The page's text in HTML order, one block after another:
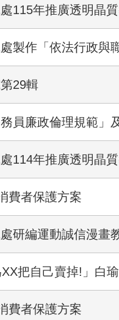
115年推廣透明晶
製作「依法行政與
29輯
務員廉政倫理規範」
114年推廣透明晶
費者保護方案
研編運動誠信漫畫
XX把自己賣掉!」白
費者保護方案